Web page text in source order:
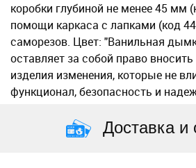
коробки глубиной не менее 45 мм
помощи каркаса с лапками (код
саморезов. Цвет: "Ванильная
оставляет за собой право
изделия изменения, которые не
функционал, безопасность и
Доставка и